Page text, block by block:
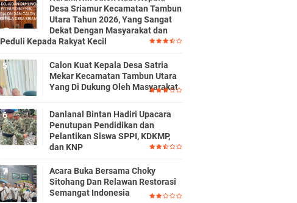
Desa Sriamur Kecamatan Tambun
Utara Tahun 2026, Yang Sangat
Dekat Dengan Masyarakat dan
Peduli Kepada Rakyat Kecil
Calon Kuat Kepala Desa Satria
Mekar Kecamatan Tambun Utara
Yang Di Dukung Oleh Masyarakat
Danlanal Bintan Hadiri Upacara
Penutupan Pendidikan dan
Pelantikan Siswa SPPI, KDKMP,
dan KNP
Acara Buka Bersama Choky
Sitohang Dan Relawan Restorasi
Semangat Indonesia